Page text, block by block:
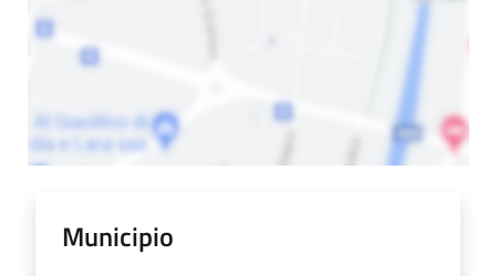
Municipio